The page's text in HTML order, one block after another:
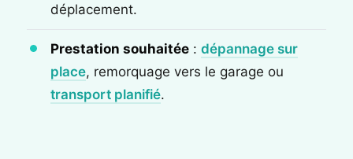
déplacement.
Prestation souhaitée : dépannage sur
place, remorquage vers le garage ou
transport planifié.